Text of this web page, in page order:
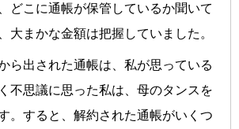
どこに通帳が保管しているか聞いて
大まかな金額は把握していました。
ら出された通帳は、私が思っている
不思議に思った私は、母のタンスを
。すると、解約された通帳がいくつ